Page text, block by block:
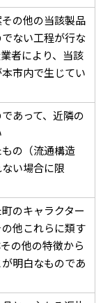
の他の当該製品
ない工程が行な
者により、当該
市内で生じてい
あって、近隣の
の（流通構造
い場合に限
のキャラクター
他これらに類す
の他の特徴から
明白なものであ